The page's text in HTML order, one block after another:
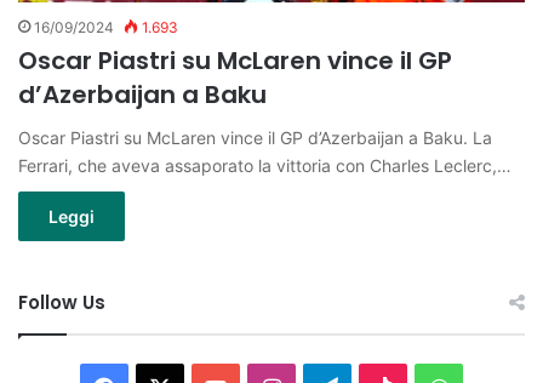
16/09/2024 1.693
Oscar Piastri su McLaren vince il GP
d’Azerbaijan a Baku
Oscar Piastri su McLaren vince il GP d’Azerbaijan a Baku. La
Ferrari, che aveva assaporato la vittoria con Charles Leclerc,…
Leggi
Follow Us